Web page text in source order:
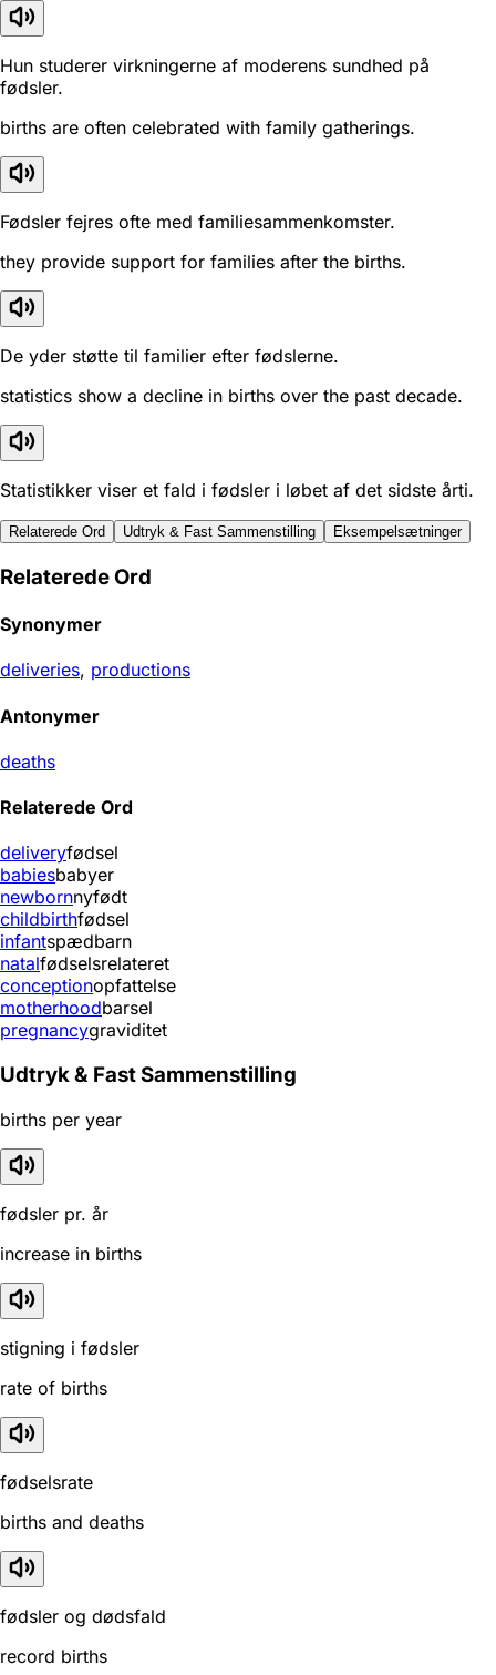
Hun studerer virkningerne af moderens sundhed på
fødsler.
births are often celebrated with family gatherings.
Fødsler fejres ofte med familiesammenkomster.
they provide support for families after the births.
De yder støtte til familier efter fødslerne.
statistics show a decline in births over the past decade.
Statistikker viser et fald i fødsler i løbet af det sidste årti.
Relaterede Ord Udtryk & Fast Sammenstilling Eksempelsætninger
Relaterede Ord
Synonymer
deliveries, productions
Antonymer
deaths
Relaterede Ord
deliveryfødsel
babiesbabyer
newbornnyfødt
childbirthfødsel
infantspædbarn
natalfødselsrelateret
conceptionopfattelse
motherhoodbarsel
pregnancygraviditet
Udtryk & Fast Sammenstilling
births per year
fødsler pr. år
increase in births
stigning i fødsler
rate of births
fødselsrate
births and deaths
fødsler og dødsfald
record births